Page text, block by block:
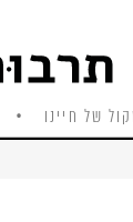
של חיינו